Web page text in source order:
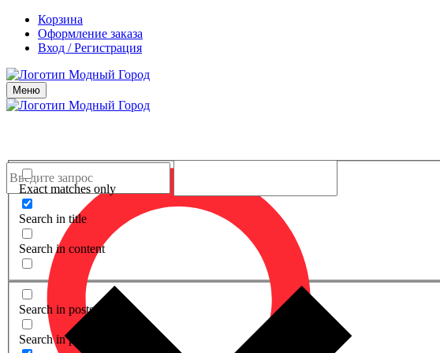
Корзина
Оформление заказа
Вход / Регистрация
Меню
Exact matches only
Search in title
Search in content
Search in posts
Search in pages